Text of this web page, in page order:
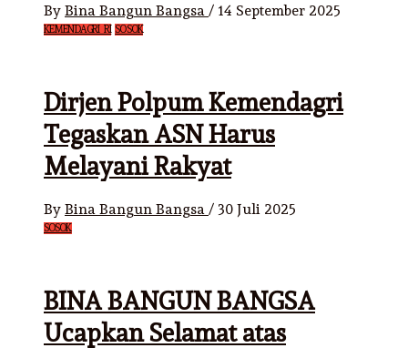
By Bina Bangun Bangsa / 14 September 2025
KEMENDAGRI RI SOSOK
Dirjen Polpum Kemendagri
Tegaskan ASN Harus
Melayani Rakyat
By Bina Bangun Bangsa / 30 Juli 2025
SOSOK
BINA BANGUN BANGSA
Ucapkan Selamat atas